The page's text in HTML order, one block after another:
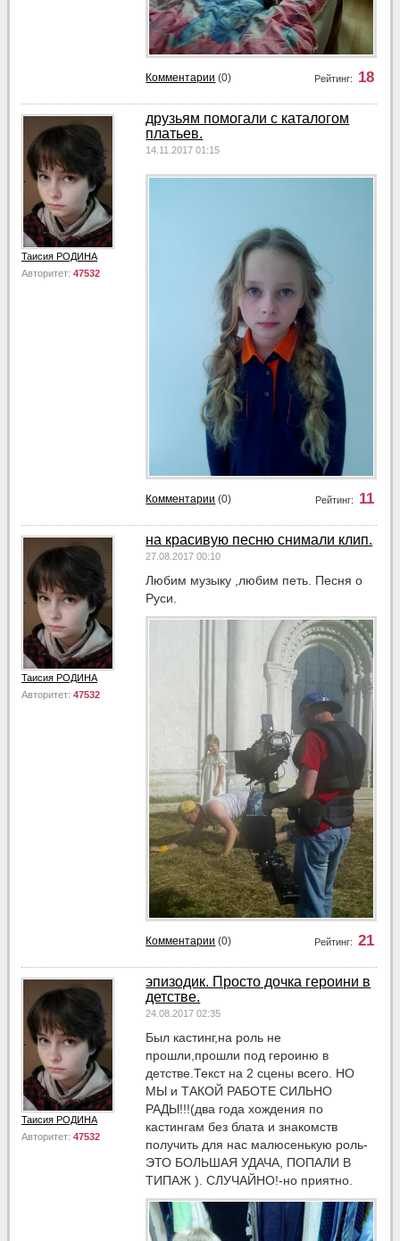
Комментарии (0) Рейтинг: 18
Таисия РОДИНА
Авторитет: 47532
друзьям помогали с каталогом
платьев.
14.11.2017 01:15
Комментарии (0) Рейтинг: 11
Таисия РОДИНА
Авторитет: 47532
на красивую песню снимали клип.
27.08.2017 00:10
Любим музыку ,любим петь. Песня о
Руси.
Комментарии (0) Рейтинг: 21
Таисия РОДИНА
Авторитет: 47532
эпизодик. Просто дочка героини в
детстве.
24.08.2017 02:35
Был кастинг,на роль не
прошли,прошли под героиню в
детстве.Текст на 2 сцены всего. НО
МЫ и ТАКОЙ РАБОТЕ СИЛЬНО
РАДЫ!!!(два года хождения по
кастингам без блата и знакомств
получить для нас малюсенькую роль-
ЭТО БОЛЬШАЯ УДАЧА, ПОПАЛИ В
ТИПАЖ ). СЛУЧАЙНО!-но приятно.